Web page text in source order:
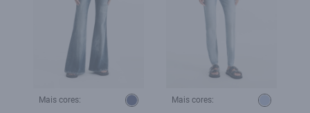
Mais cores: Mais cores: